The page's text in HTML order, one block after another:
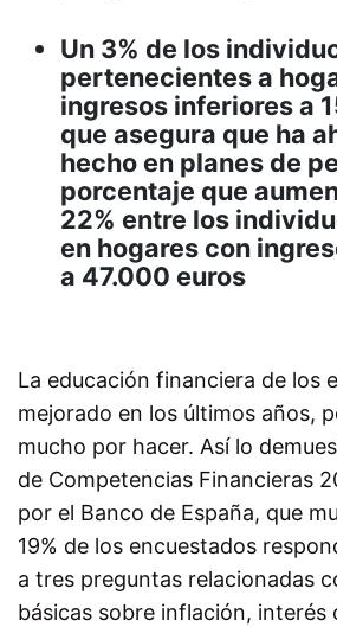
Un 3% de los
pertenecientes a
ingresos inferiores a
que asegura que ha
hecho en planes de
porcentaje que
22% entre los
en hogares con
a 47.000 euros
La educación financiera de los
mejorado en los últimos años,
mucho por hacer. Así lo
de Competencias Financieras
por el Banco de España, que
19% de los encuestados
a tres preguntas relacionadas
básicas sobre inflación, interés